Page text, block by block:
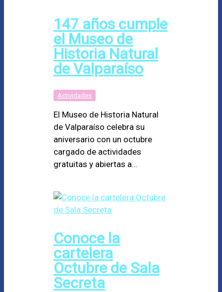
147 años cumple
el Museo de
Historia Natural
de Valparaíso
Actividades
El Museo de Historia Natural
de Valparaíso celebra su
aniversario con un octubre
cargado de actividades
gratuitas y abiertas a…
Conoce la
cartelera
Octubre de Sala
Secreta